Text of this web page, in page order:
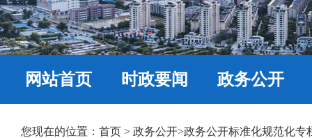
网站首页 时政要闻 政务公开
您现在的位置： 首页 > 政务公开>政务公开标准化规范化专